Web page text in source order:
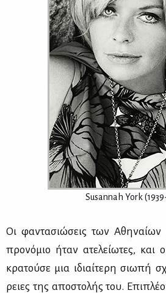
Susannah York
Οι φα­ντα­σιώ­σεις των Αθη­ναί­ων
προ­νό­μιο ήταν ατε­λεί­ω­τες,
κρα­τού­σε μια ιδιαί­τε­ρη σιω­πή
ρειες της απο­στο­λής του.